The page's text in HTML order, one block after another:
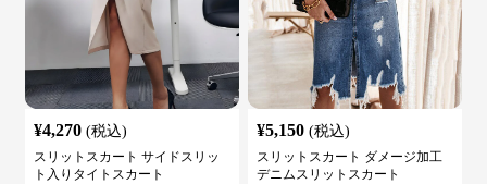
¥4,270 (税込)
スリットスカート サイドスリッ
ト入りタイトスカート
¥5,150 (税込)
スリットスカート ダメージ加工
デニムスリットスカート